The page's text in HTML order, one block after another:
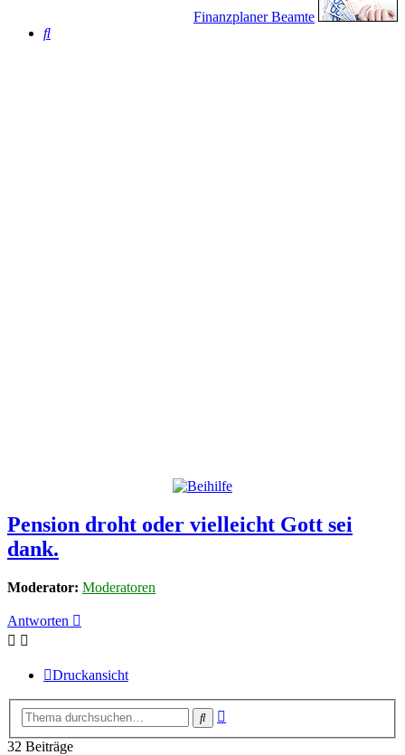
Finanzplaner Beamte
Suche
Pension droht oder vielleicht Gott sei
dank.
Moderator: Moderatoren
Antworten
Druckansicht
Suche
32 Beiträge